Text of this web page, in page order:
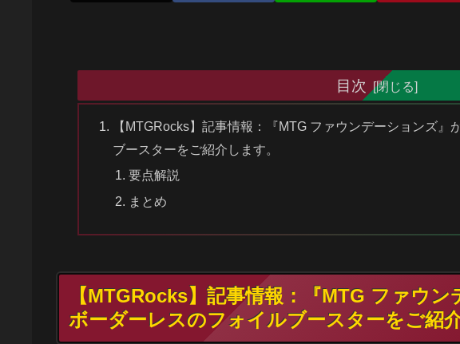
目次
【MTGRocks】記事情報：『MTG ファウンデーションズ
ブースターをご紹介します。
要点解説
まとめ
【MTGRocks】記事情報：『MTG ファウ
ボーダーレスのフォイルブースターをご紹介